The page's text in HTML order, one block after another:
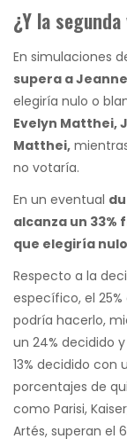
¿Y la
En simulaciones
supera a
elegiría nulo o
Evelyn Matthei,
Matthei,
no votaría.
En un eventual
alcanza un 33%
que elegiría
Respecto a la
específico, el
podría hacerlo,
un 24% decidido
13% decidido con
porcentajes de
como Parisi,
Artés, superan el